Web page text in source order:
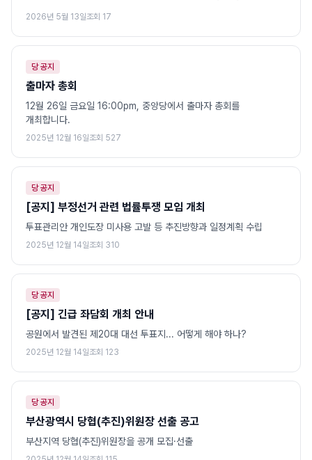
2026년 5월 13일조회 17
당 공지
출마자 총회
12월 26일 금요일 16:00pm, 중앙당에서 출마자 총회를
개최합니다.
2025년 12월 16일조회 527
당 공지
[공지] 부정선거 관련 법률투쟁 모임 개최
투표관리안 개인도장 미사용 고발 등 추진방향과 일정계획 수립
2025년 12월 14일조회 310
당 공지
[공지] 긴급 좌담회 개최 안내
공원에서 발견된 제20대 대선 투표지... 어떻게 해야 하나?
2025년 12월 14일조회 123
당 공지
부산광역시 당협(추진)위원장 선출 공고
부산지역 당협(추진)위원장을 공개 모집·선출